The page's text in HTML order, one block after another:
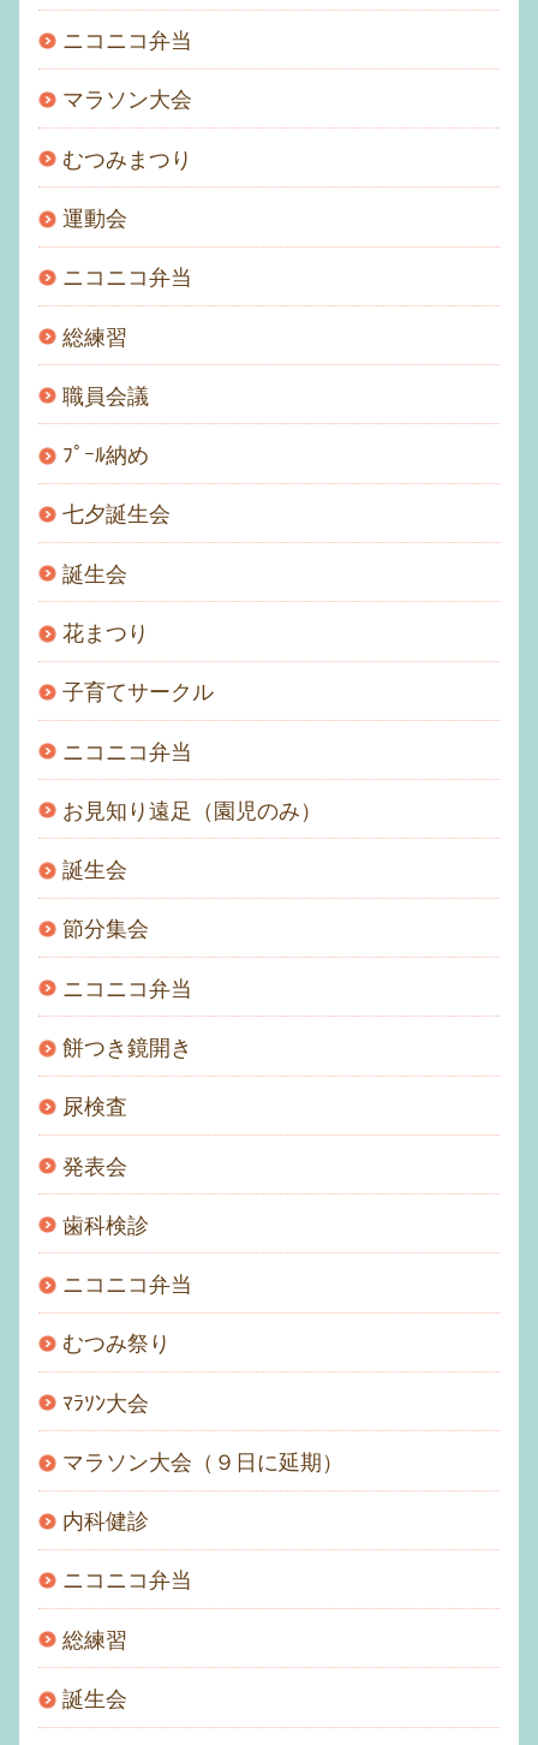
ニコニコ弁当
マラソン大会
むつみまつり
運動会
ニコニコ弁当
総練習
職員会議
ﾌﾟｰﾙ納め
七夕誕生会
誕生会
花まつり
子育てサークル
ニコニコ弁当
お見知り遠足（園児のみ）
誕生会
節分集会
ニコニコ弁当
餅つき鏡開き
尿検査
発表会
歯科検診
ニコニコ弁当
むつみ祭り
ﾏﾗｿﾝ大会
マラソン大会（９日に延期）
内科健診
ニコニコ弁当
総練習
誕生会